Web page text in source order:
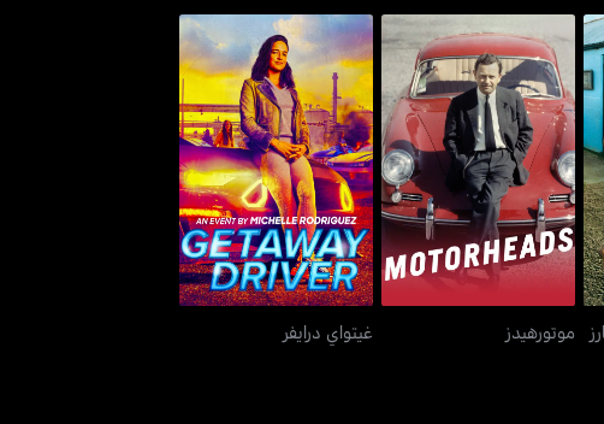
موتورهيدز
موتورهيدز
غيتواي درايفر
غيتواي درايفر